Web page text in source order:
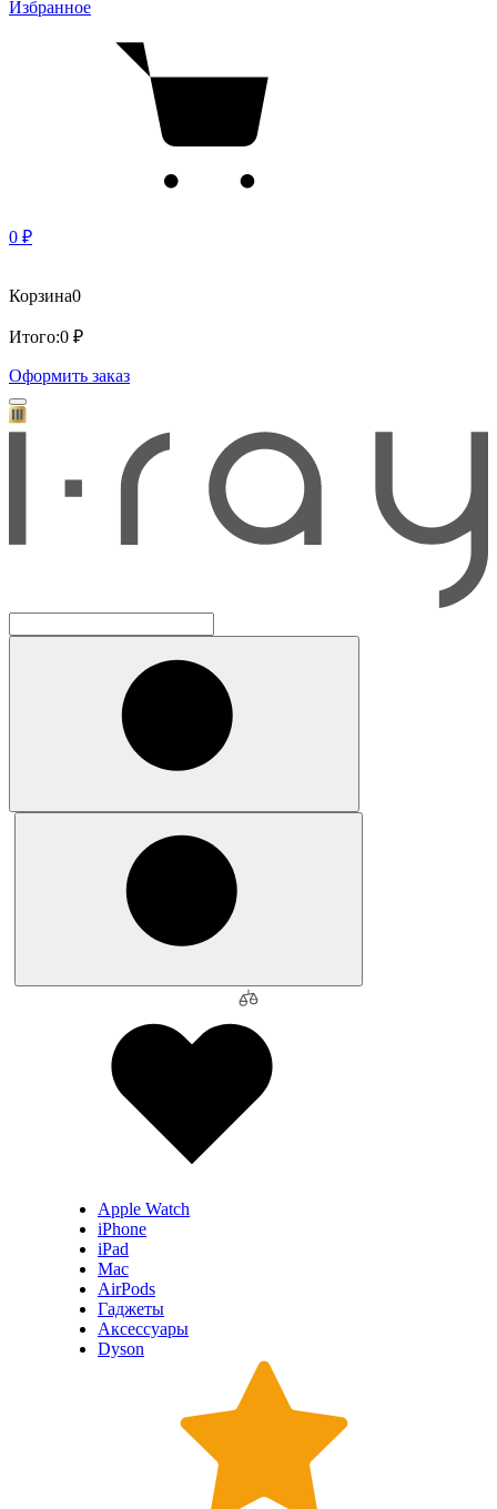
Избранное
0 ₽
Корзина0
Итого:0 ₽
Оформить заказ
Apple Watch
iPhone
iPad
Mac
AirPods
Гаджеты
Аксессуары
Dyson